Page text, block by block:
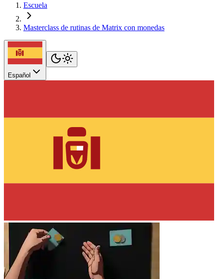
Escuela
Masterclass de rutinas de Matrix con monedas
Español